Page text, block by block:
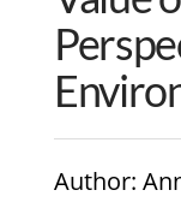
Author: